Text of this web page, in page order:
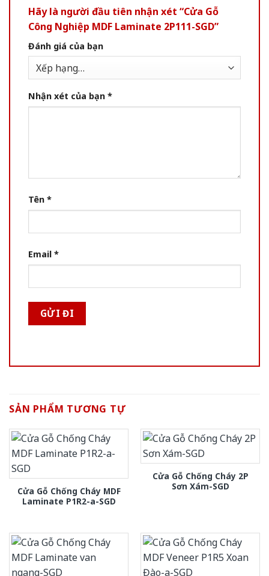
Hãy là người đầu tiên nhận xét “Cửa Gỗ
Công Nghiệp MDF Laminate 2P111-SGD”
Đánh giá của bạn
Nhận xét của bạn *
Tên *
Email *
SẢN PHẨM TƯƠNG TỰ
Cửa Gỗ Chống Cháy MDF
Laminate P1R2-a-SGD
Cửa Gỗ Chống Cháy 2P
Sơn Xám-SGD